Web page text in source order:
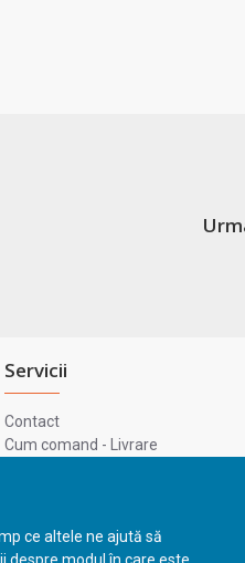
ce altele ne ajută să
Servicii
Contact
Cum comand - Livrare
ANPC